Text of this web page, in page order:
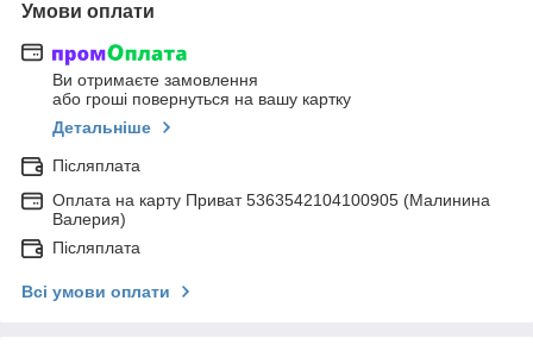
Умови оплати
Ви отримаєте замовлення
або гроші повернуться на вашу картку
Детальніше
Післяплата
Оплата на карту Приват 5363542104100905 (Малинина
Валерия)
Післяплата
Всі умови оплати